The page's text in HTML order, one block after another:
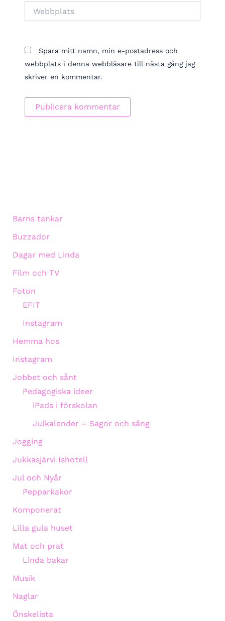
Spara mitt namn, min e-postadress och
webbplats i denna webbläsare till nästa gång jag
skriver en kommentar.
Barns tankar
Buzzador
Dagar med Linda
Film och TV
Foton
EFIT
Instagram
Hemma hos
Instagram
Jobbet och sånt
Pedagogiska ideer
iPads i förskolan
Julkalender – Sagor och sång
Jogging
Jukkasjärvi Ishotell
Jul och Nyår
Pepparkakor
Komponerat
Lilla gula huset
Mat och prat
Linda bakar
Musik
Naglar
Önskelista